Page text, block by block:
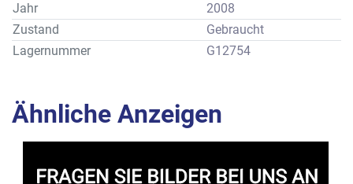
Jahr
2008
Zustand
Gebraucht
Lagernummer
G12754
Ähnliche Anzeigen